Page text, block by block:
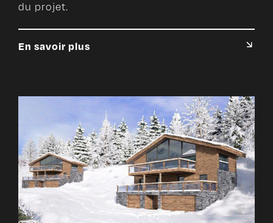
du projet.
En savoir plus